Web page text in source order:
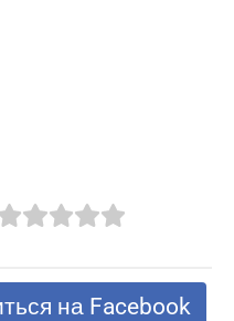
на Facebook